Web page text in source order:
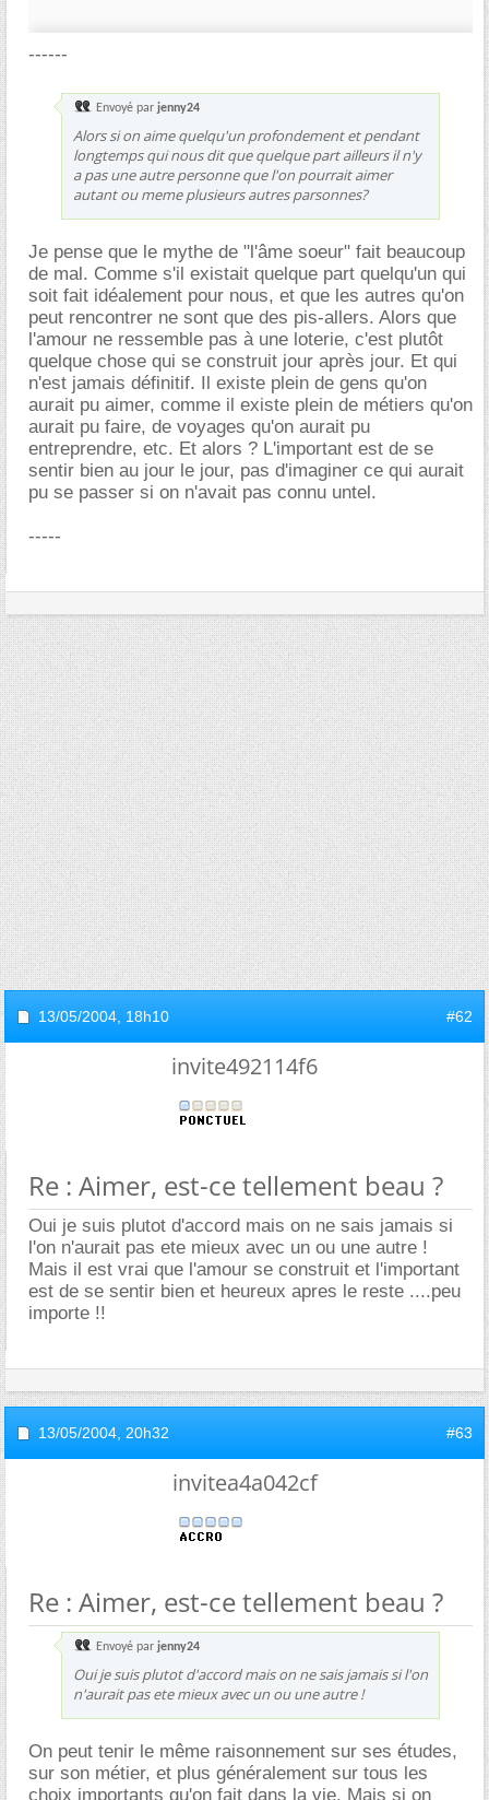
------
Envoyé par jenny24
Alors si on aime quelqu'un profondement et pendant
longtemps qui nous dit que quelque part ailleurs il n'y
a pas une autre personne que l'on pourrait aimer
autant ou meme plusieurs autres parsonnes?
Je pense que le mythe de "l'âme soeur" fait beaucoup
de mal. Comme s'il existait quelque part quelqu'un qui
soit fait idéalement pour nous, et que les autres qu'on
peut rencontrer ne sont que des pis-allers. Alors que
l'amour ne ressemble pas à une loterie, c'est plutôt
quelque chose qui se construit jour après jour. Et qui
n'est jamais définitif. Il existe plein de gens qu'on
aurait pu aimer, comme il existe plein de métiers qu'on
aurait pu faire, de voyages qu'on aurait pu
entreprendre, etc. Et alors ? L'important est de se
sentir bien au jour le jour, pas d'imaginer ce qui aurait
pu se passer si on n'avait pas connu untel.
-----
13/05/2004, 18h10 #62
invite492114f6
Re : Aimer, est-ce tellement beau ?
Oui je suis plutot d'accord mais on ne sais jamais si
l'on n'aurait pas ete mieux avec un ou une autre !
Mais il est vrai que l'amour se construit et l'important
est de se sentir bien et heureux apres le reste ....peu
importe !!
13/05/2004, 20h32 #63
invitea4a042cf
Re : Aimer, est-ce tellement beau ?
Envoyé par jenny24
Oui je suis plutot d'accord mais on ne sais jamais si l'on
n'aurait pas ete mieux avec un ou une autre !
On peut tenir le même raisonnement sur ses études,
sur son métier, et plus généralement sur tous les
choix importants qu'on fait dans la vie. Mais si on